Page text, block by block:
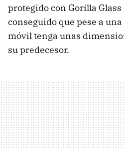
protegido con Gorilla Glass
conseguido que pese a
móvil tenga unas
su predecesor.